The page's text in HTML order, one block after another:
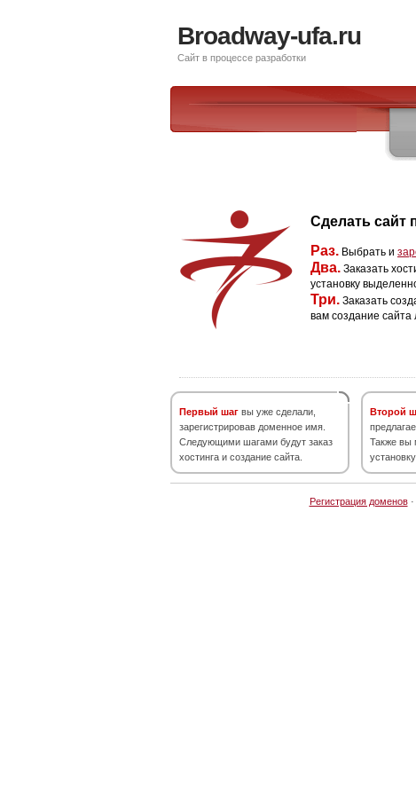
Broadway-ufa.ru
Сайт в процессе разработки
Сделать сайт
Раз. Выбрать и
Два. Заказать
установку
Три. Заказать
вам создание
Первый шаг вы уже сделали,
зарегистрировав доменное имя.
Следующими шагами будут заказ
хостинга и создание сайта.
Второй
Также вы
Регистрация доменов·